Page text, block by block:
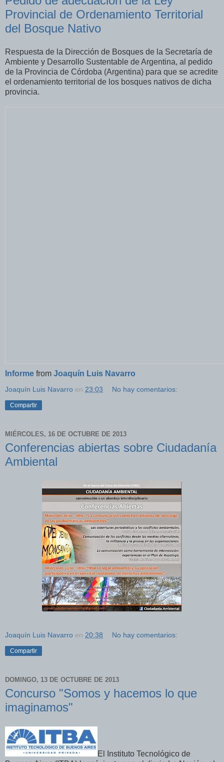
Provincial de Ordenamiento Territorial
del Bosque Nativo
Respuesta de la Dirección de Bosques de la Secretaría de
Ambiente y Desarrollo Sustentable de Argentina, al pedido
de la Provincia de Córdoba (Argentina) para que se acredite
el ordenamiento territorial de los bosques nativos de dicha
provincia.
Informe from Joaquín Luis Navarro
Joaquín Luis Navarro en 23:03 No hay comentarios:
Compartir
MIÉRCOLES, 16 DE OCTUBRE DE 2013
Conferencias abiertas sobre Ciudadanía
Ambiental
Joaquín Luis Navarro en 20:38 No hay comentarios:
Compartir
DOMINGO, 13 DE OCTUBRE DE 2013
Concurso "Somos y hacemos lo que
imaginamos"
El Instituto Tecnológico de